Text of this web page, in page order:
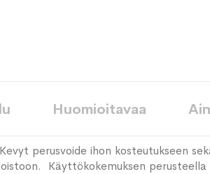
perusvoide ihon kosteutukseen
Käyttökokemuksen
Huomioitavaa